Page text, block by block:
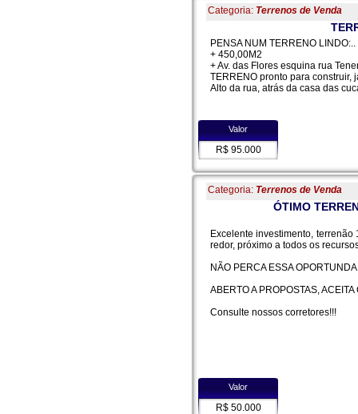
Categoria: Terrenos de Venda
PENSA NUM TERRENO LINDO:..
+ 450,00M2
+ Av. das Flores esquina rua
TERRENO pronto para construir,
Alto da rua, atrás da casa das
Valor
R$ 95.000
Categoria: Terrenos de Venda
ÓTIMO
Excelente investimento,
redor, próximo a todos os
NÃO PERCA ESSA
ABERTO A PROPOSTAS, ACEITA
Consulte nossos corretores!!!
Valor
R$ 50.000